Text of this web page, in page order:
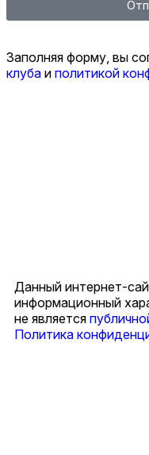
Заполняя форму, вы
клуба и политикой
Данный интернет-
информационный
не является
Политика